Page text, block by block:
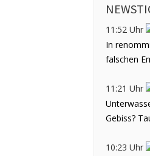
11:52 Uhr
In
falschen
11:21 Uhr
Gebiss?
10:23 Uhr